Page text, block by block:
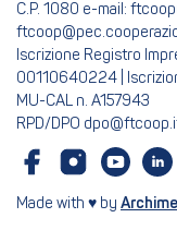
C.P. 1080 e-mail:
Iscrizione Registro
00110640224 |
MU-CAL n. A157943
RPD/DPO
Made with ♥ by